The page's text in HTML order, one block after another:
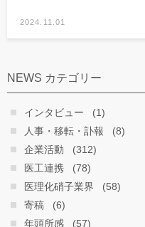
2024.11.01
NEWS カテゴリー
インタビュー
(1)
人事・移転・訃報
(8)
企業活動
(312)
医工連携
(78)
医理化硝子業界
(58)
寄稿
(6)
年頭所感
(57)